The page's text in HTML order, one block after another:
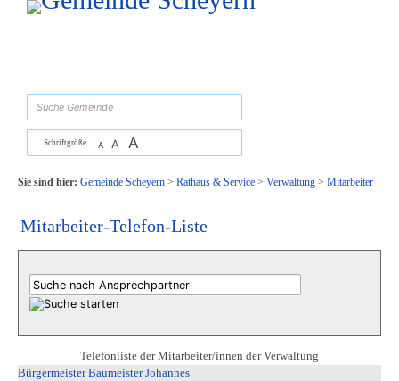
Zum Inhalt, zur Navigationoder zur Startseite springen.
Schriftgröße A A A
Sie sind hier: Gemeinde Scheyern> Rathaus & Service> Verwaltung> Mitarbeiter
Mitarbeiter-Telefon-Liste
Telefonliste der Mitarbeiter/innen der Verwaltung
Bürgermeister Baumeister Johannes